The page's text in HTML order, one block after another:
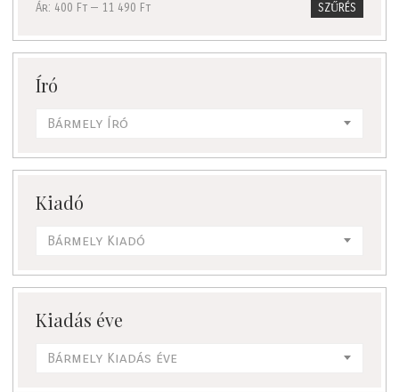
SZŰRÉS
Ár: 400 Ft — 11 490 Ft
Író
Bármely Író
Kiadó
Bármely Kiadó
Kiadás éve
Bármely Kiadás éve